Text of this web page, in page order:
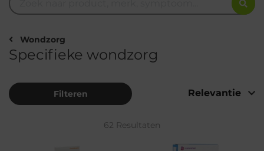
Wondzorg
Specifieke wondzorg
Filteren
62 Resultaten